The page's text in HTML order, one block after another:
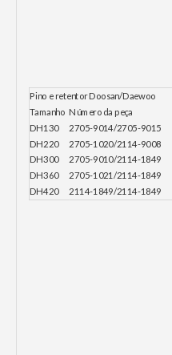
Pino e retentor Doosan/Daewoo
Tamanho Número da peça
DH130
2705-9014/2705-9015
DH220
2705-1020/2114-9008
DH300
2705-9010/2114-1849
DH360
2705-1021/2114-1849
DH420
2114-1849/2114-1849